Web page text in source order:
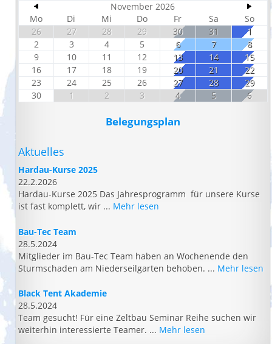
November 2026
Mo
Di Mi Do Fr Sa
So
26
27 28 29 30 31
1
2
3 4 5 6 7
8
9
10 11 12 13 14
15
16
17 18 19 20 21
22
23
24 25 26 27 28
29
30
1 2 3 4 5 6
Belegungsplan
Aktuelles
Hardau-Kurse 2025
22.2.2026
Hardau-Kurse 2025 Das Jahresprogramm für unsere Kurse
ist fast komplett, wir ... Mehr lesen
Bau-Tec Team
28.5.2024
Mitglieder im Bau-Tec Team haben an Wochenende den
Sturmschaden am Niederseilgarten behoben. ... Mehr lesen
Black Tent Akademie
28.5.2024
Team gesucht! Für eine Zeltbau Seminar Reihe suchen wir
weiterhin interessierte Teamer. ... Mehr lesen